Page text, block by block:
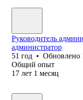
Руководитель
администратор
51 год • Обновлено
Общий опыт
17 лет 1 месяц